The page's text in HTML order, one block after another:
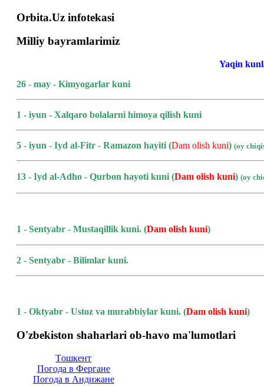
Orbita.Uz infotekasi
Milliy bayramlarimiz
Yaqin
26 - may - Kimyogarlar kuni
1 - iyun - Xalqaro bolalarni himoya qilish kuni
5 - iyun - Iyd al-Fitr - Ramazon hayiti (Dam olish kuni) (oy
13 - Iyd al-Adho - Qurbon hayoti kuni (Dam olish kuni) (oy
1 - Sentyabr - Mustaqillik kuni. (Dam olish kuni)
2 - Sentyabr - Bilimlar kuni.
1 - Oktyabr - Ustoz va murabbiylar kuni. (Dam olish kuni)
O'zbekiston shaharlari ob-havo ma'lumotlari
Тoшкент
Погода в Фергане
Погода в Андижане